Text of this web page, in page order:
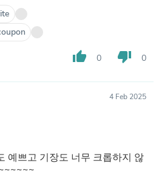
thumb_up 0 thumb_down 0
4 Feb 2025
예쁘고 기장도 너무 크롭하지 않